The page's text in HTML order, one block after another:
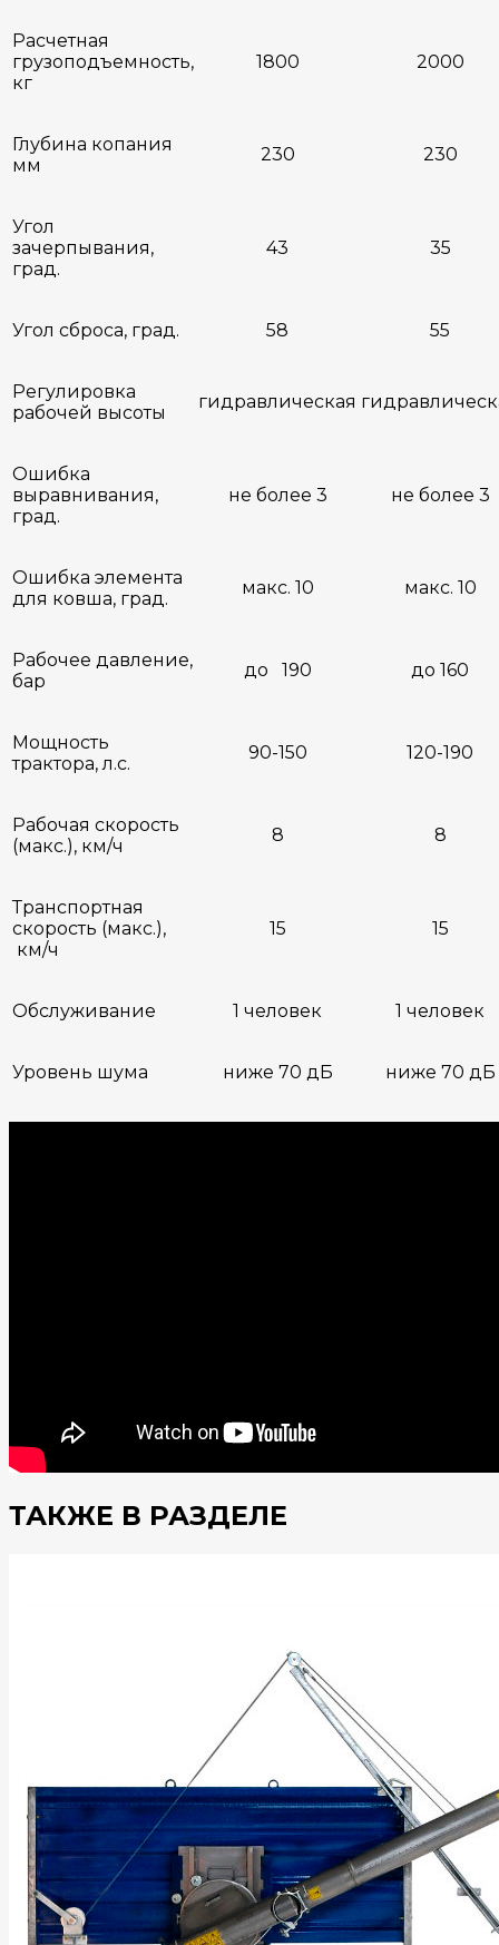
Расчетная
грузоподъемность,
кг
1800 2000
Глубина копания
мм
230 230
Угол
зачерпывания,
град.
43 35
Угол сброса, град. 58 55
Регулировка
рабочей высоты
гидравлическая
Ошибка
выравнивания,
град.
не более 3 не более 3
Ошибка элемента
для ковша, град.
макс. 10 макс. 10
Рабочее давление,
бар
до 190 до 160
Мощность
трактора, л.с.
90-150 120-190
Рабочая скорость
(макс.), км/ч
8 8
Транспортная
скорость (макс.),
км/ч
15 15
Обслуживание 1 человек 1 человек
Уровень шума ниже 70 дБ ниже 70 дБ
ТАКЖЕ В РАЗДЕЛЕ